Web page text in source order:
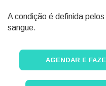
A condição é definida
sangue.
AGENDAR E